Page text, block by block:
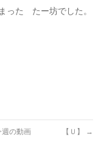
った たー坊でした。
週の動画 【Ｕ】 →